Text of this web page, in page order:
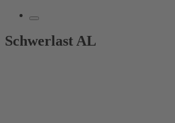
Schwerlast AL